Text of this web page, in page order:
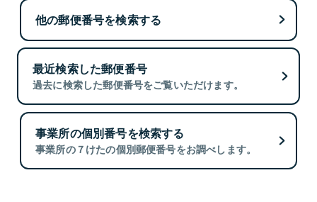
他の郵便番号を検索する
最近検索した郵便番号
過去に検索した郵便番号をご覧いただけます。
事業所の個別番号を検索する
事業所の７けたの個別郵便番号をお調べします。